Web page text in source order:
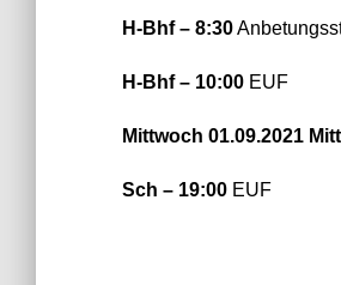
H-Bhf – 8:30
H-Bhf – 10:00 EUF
Mittwoch 01.09.2021
Sch – 19:00 EUF